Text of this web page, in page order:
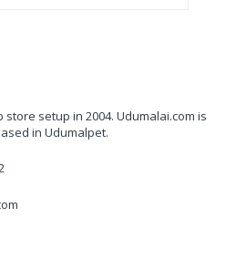
setup in 2004. Udumalai.com is
in Udumalpet.